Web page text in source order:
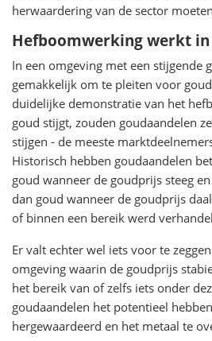
herwaardering van de sector
Hefboomwerking werkt
In een omgeving met een stijgende
gemakkelijk om te pleiten voor
duidelijke demonstratie van het
goud stijgt, zouden goudaandelen
stijgen - de meeste
Historisch hebben goudaandelen
goud wanneer de goudprijs steeg
dan goud wanneer de goudprijs
of binnen een bereik werd
Er valt echter wel iets voor te
omgeving waarin de goudprijs
het bereik van of zelfs iets onder
goudaandelen het potentieel
hergewaardeerd en het metaal te